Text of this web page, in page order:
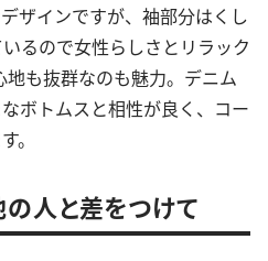
ザインですが、袖部分はくし
るので女性らしさとリラック
も抜群なのも魅力。デニム
ボトムスと相性が良く、コー
。
人と差をつけて